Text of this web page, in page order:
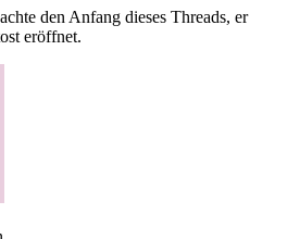
den Anfang dieses Threads, er
eröffnet.